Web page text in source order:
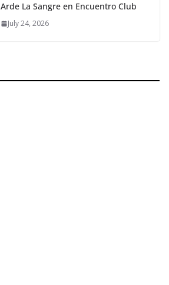
Arde La Sangre en Encuentro Club
July 24, 2026